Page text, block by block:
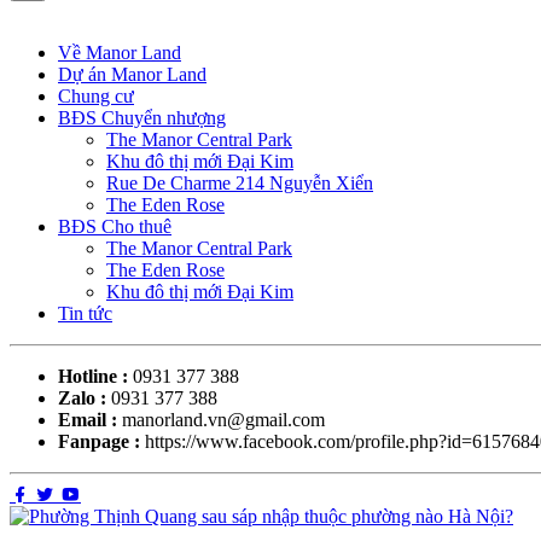
Về Manor Land
Dự án Manor Land
Chung cư
BĐS Chuyển nhượng
The Manor Central Park
Khu đô thị mới Đại Kim
Rue De Charme 214 Nguyễn Xiển
The Eden Rose
BĐS Cho thuê
The Manor Central Park
The Eden Rose
Khu đô thị mới Đại Kim
Tin tức
Hotline : 0931 377 388
Zalo : 0931 377 388
Email : manorland.vn@gmail.com
Fanpage : https://www.facebook.com/